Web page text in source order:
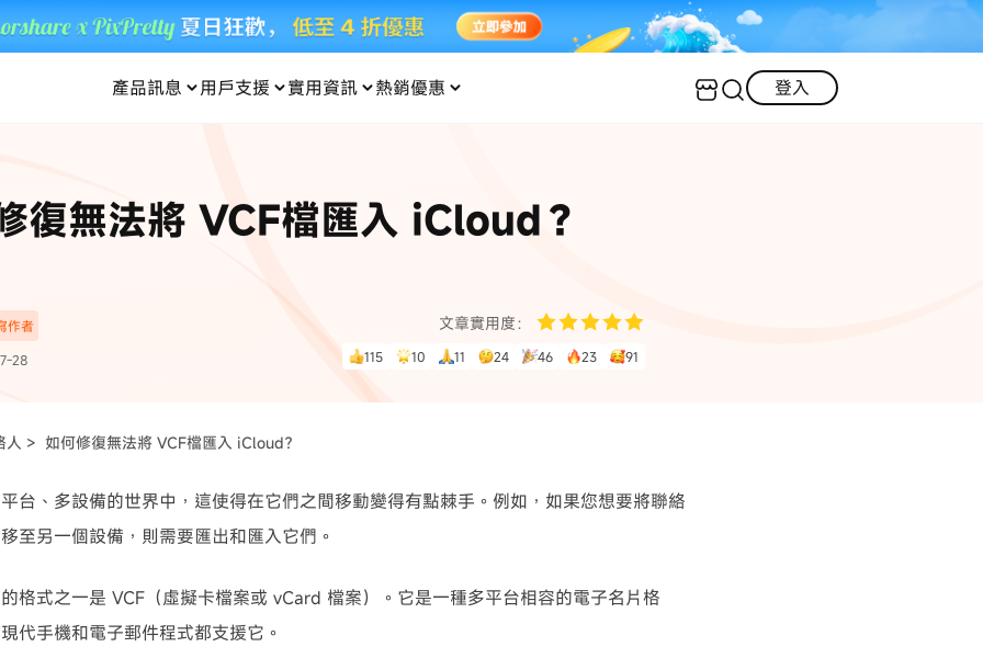
產品訊息
料救援
料救援
新版本
UltData LINE 數據恢復
UltData WhatsApp 數據恢復
·三星手機螢幕黑屏
用戶支援 實用資訊
接硬碟 ·Pokemo GO Plus 無法配對
人像修圖 AI 資訊
WhatsApp 資訊 LINE 資料救援
資訊中心
熱銷優惠
！
使用！
登入
復無法將 VCF檔匯入 iCloud？
作者
28
文章實用度：
115 10 11 24 46 23 91
人 > 如何修復無法將 VCF檔匯入 iCloud？
台、多設備的世界中，這使得在它們之間移動變得有點棘手。例如，如果您想要將聯絡
至另一個設備，則需要匯出和匯入它們。
格式之一是 VCF（虛擬卡檔案或 vCard 檔案）。它是一種多平台相容的電子名片格
代手機和電子郵件程式都支援它。